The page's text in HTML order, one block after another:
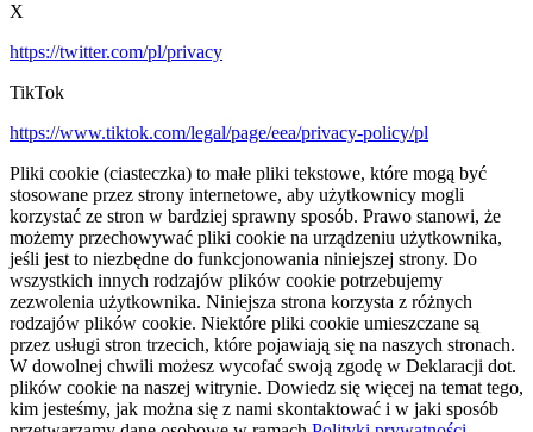
X
https://twitter.com/pl/privacy
TikTok
https://www.tiktok.com/legal/page/eea/privacy-policy/pl
Pliki cookie (ciasteczka) to małe pliki tekstowe, które mogą być
stosowane przez strony internetowe, aby użytkownicy mogli
korzystać ze stron w bardziej sprawny sposób. Prawo stanowi, że
możemy przechowywać pliki cookie na urządzeniu użytkownika,
jeśli jest to niezbędne do funkcjonowania niniejszej strony. Do
wszystkich innych rodzajów plików cookie potrzebujemy
zezwolenia użytkownika. Niniejsza strona korzysta z różnych
rodzajów plików cookie. Niektóre pliki cookie umieszczane są
przez usługi stron trzecich, które pojawiają się na naszych stronach.
W dowolnej chwili możesz wycofać swoją zgodę w Deklaracji dot.
plików cookie na naszej witrynie. Dowiedz się więcej na temat tego,
kim jesteśmy, jak można się z nami skontaktować i w jaki sposób